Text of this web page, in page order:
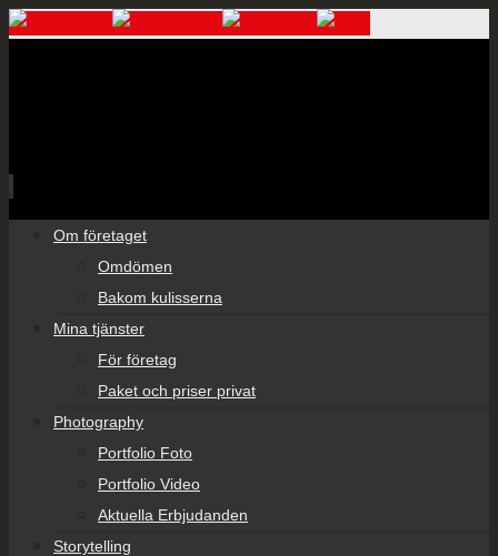
Om företaget
Omdömen
Bakom kulisserna
Mina tjänster
För företag
Paket och priser privat
Photography
Portfolio Foto
Portfolio Video
Aktuella Erbjudanden
Storytelling